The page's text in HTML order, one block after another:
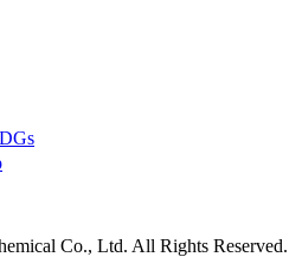
Co., Ltd. All Rights Reserved.